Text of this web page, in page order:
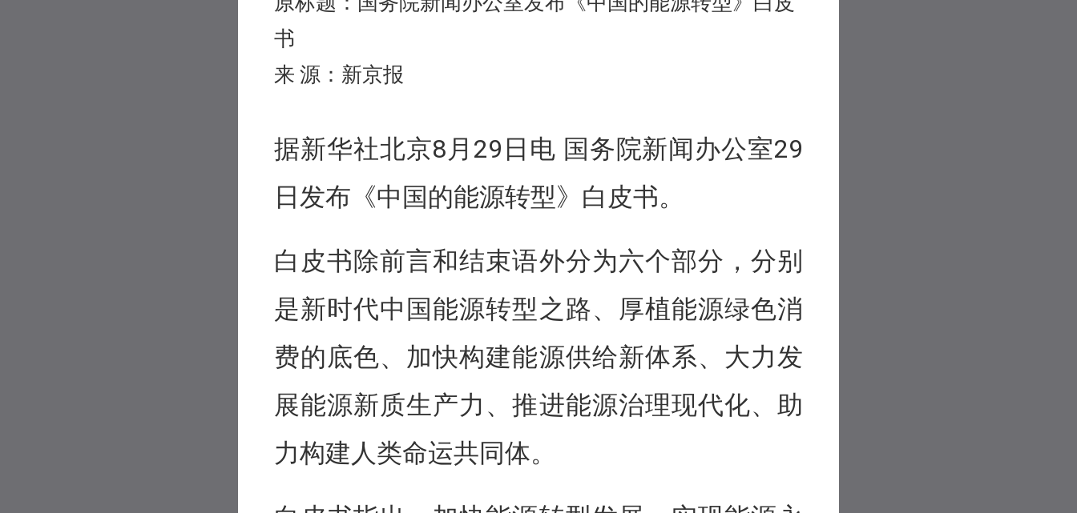
书
来 源：新京报
据新华社北京8月29日电 国务院新闻办公室29
日发布《中国的能源转型》白皮书。
白皮书除前言和结束语外分为六个部分，分别
是新时代中国能源转型之路、厚植能源绿色消
费的底色、加快构建能源供给新体系、大力发
展能源新质生产力、推进能源治理现代化、助
力构建人类命运共同体。